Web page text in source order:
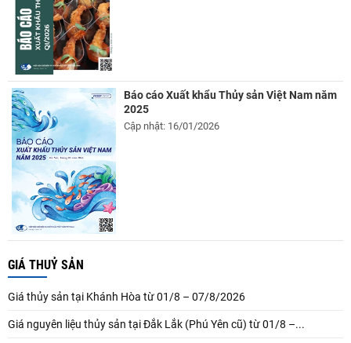
Báo cáo Xuất khẩu Thủy sản Việt Nam năm
2025
Cập nhật: 16/01/2026
GIÁ THUỶ SẢN
Giá thủy sản tại Khánh Hòa từ 01/8 – 07/8/2026
Giá nguyên liệu thủy sản tại Đắk Lắk (Phú Yên cũ) từ 01/8 –...